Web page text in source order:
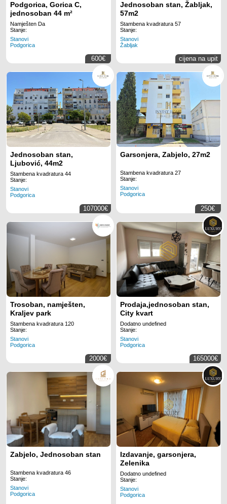
Podgorica, Gorica C,
jednosoban 44 m²
Namješten Da
Stanje:
Stanovi
Podgorica
600€
Jednosoban stan, Žabljak,
57m2
Stambena kvadratura 57
Stanje:
Stanovi
Žabljak
cijena na upit
Jednosoban stan,
Ljubović, 44m2
Stambena kvadratura 44
Stanje:
Stanovi
Podgorica
107000€
Garsonjera, Zabjelo, 27m2
Stambena kvadratura 27
Stanje:
Stanovi
Podgorica
250€
Trosoban, namješten,
Kraljev park
Stambena kvadratura 120
Stanje:
Stanovi
Podgorica
2000€
Prodaja,jednosoban stan,
City kvart
Dodatno undefined
Stanje:
Stanovi
Podgorica
165000€
Zabjelo, Jednosoban stan
Stambena kvadratura 46
Stanje:
Stanovi
Podgorica
Izdavanje, garsonjera,
Zelenika
Dodatno undefined
Stanje:
Stanovi
Podgorica